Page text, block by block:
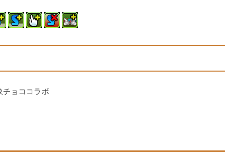
チョココラボ